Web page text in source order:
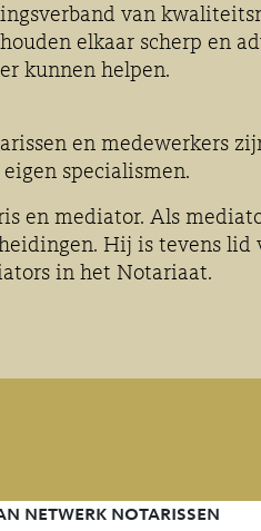
van
elkaar scherp en
kunnen helpen.
en medewerkers
specialismen.
en mediator. Als
Hij is tevens lid
in het Notariaat.
netwerk notarissen